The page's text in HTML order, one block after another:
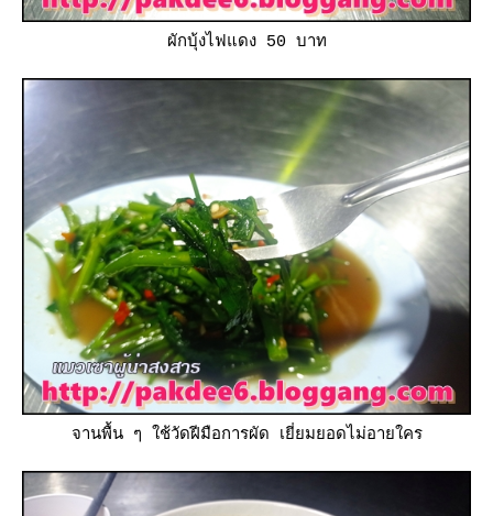
ผักบุ้งไฟแดง 50 บาท
จานพื้น ๆ ใช้วัดฝีมือการผัด เยี่ยมยอดไม่อายใคร